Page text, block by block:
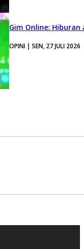
Gim Online:
OPINI | SEN, 27 JULI 2026